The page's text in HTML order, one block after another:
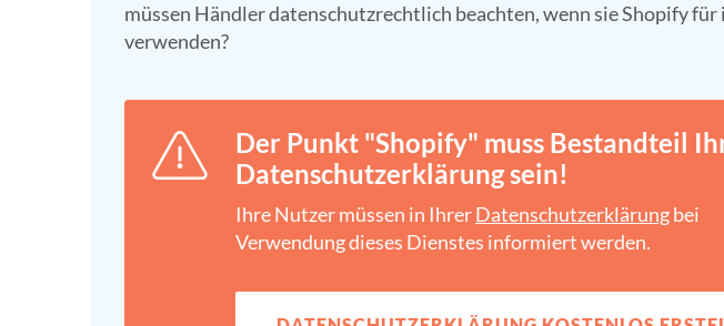
müssen Händler datenschutzrechtlich beachten, wenn sie Shopify für
verwenden?
Der Punkt "Shopify" muss Bestandteil
Datenschutz­erklärung sein!
Ihre Nutzer müssen in IhrerDatenschutz­erklärungbei
Verwendung dieses Dienstes informiert werden.